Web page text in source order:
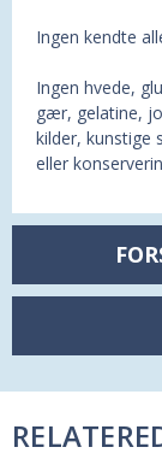
Ingen kendte
Ingen hvede,
gær, gelatine,
kilder, kunstige
eller